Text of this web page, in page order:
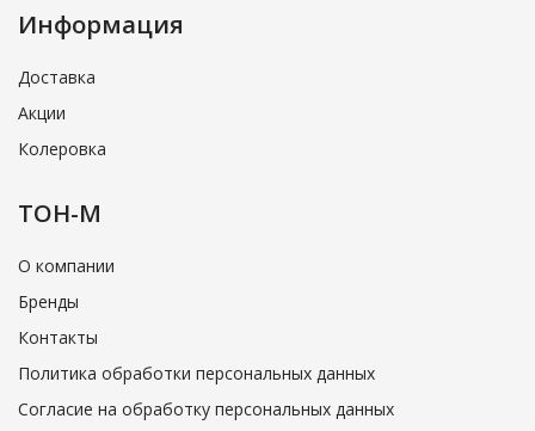
Информация
Доставка
Акции
Колеровка
ТОН-М
О компании
Бренды
Контакты
Политика обработки персональных данных
Согласие на обработку персональных данных